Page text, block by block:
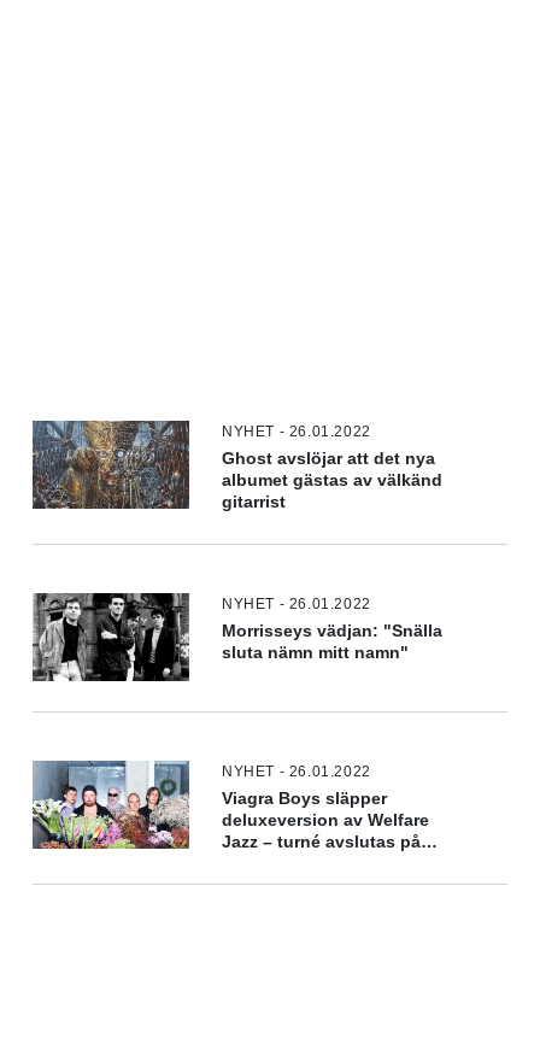
NYHET - 26.01.2022
Ghost avslöjar att det nya
albumet gästas av välkänd
gitarrist
NYHET - 26.01.2022
Morrisseys vädjan: "Snälla
sluta nämn mitt namn"
NYHET - 26.01.2022
Viagra Boys släpper
deluxeversion av Welfare
Jazz – turné avslutas på